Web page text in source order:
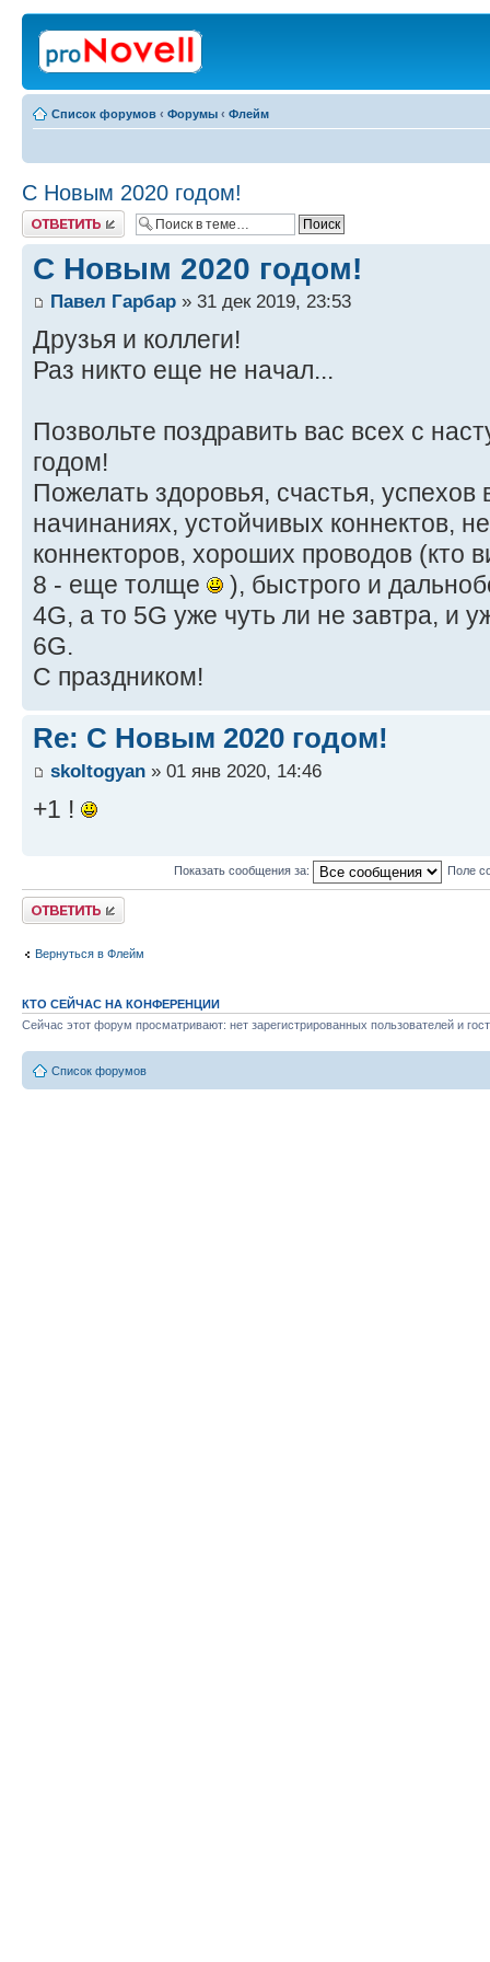
Список форумов ‹ Форумы ‹ Флейм
С Новым 2020 годом!
Ответить
С Новым 2020 годом!
Павел Гарбар » 31 дек 2019, 23:53
Друзья и коллеги!
Раз никто еще не начал...
Позвольте поздравить вас всех с
годом!
Пожелать здоровья, счастья, успехов
начинаниях, устойчивых коннектов,
коннекторов, хороших проводов (кто
8 - еще толще
), быстрого и
4G, а то 5G уже чуть ли не завтра, и
6G.
С праздником!
Re: С Новым 2020 годом!
skoltogyan » 01 янв 2020, 14:46
+1 !
Показать сообщения за: Поле
Ответить
Вернуться в Флейм
КТО СЕЙЧАС НА КОНФЕРЕНЦИИ
Сейчас этот форум просматривают: нет зарегистрированных пользователей и
Список форумов